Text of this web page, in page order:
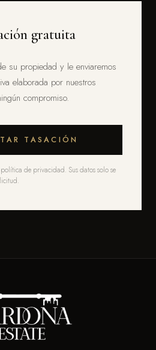
gratuita
su propiedad y le enviaremos
elaborada por nuestros
compromiso.
TASACIÓN
de privacidad. Sus datos solo se